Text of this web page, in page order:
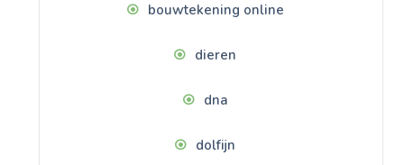
bouwtekening online
dieren
dna
dolfijn